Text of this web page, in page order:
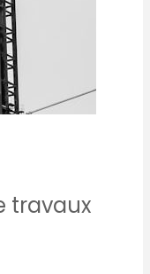
travaux